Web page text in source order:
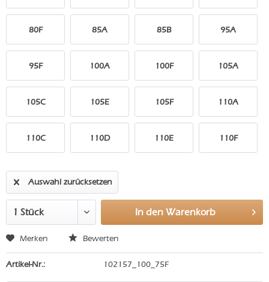
80F 85A 85B 95A
95F 100A 100F 105A
105C 105E 105F 110A
110C 110D 110E 110F
Auswahl zurücksetzen
In den Warenkorb
Merken Bewerten
Artikel-Nr.: 102157_100_75F